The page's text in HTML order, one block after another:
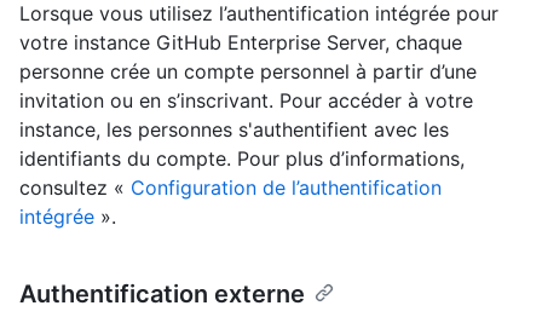
Lorsque vous utilisez l’authentification intégrée pour
votre instance GitHub Enterprise Server, chaque
personne crée un compte personnel à partir d’une
invitation ou en s’inscrivant. Pour accéder à votre
instance, les personnes s'authentifient avec les
identifiants du compte. Pour plus d’informations,
consultez « Configuration de l’authentification
intégrée ».
Authentification externe